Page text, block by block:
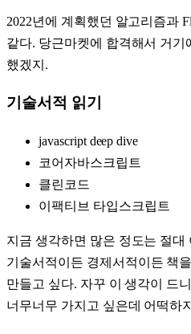
2022년에 계획했던 알고리즘과
같다. 당근마켓에 합격해서 거
했겠지.
기술서적 읽기
javascript deep dive
코어자바스크립트
클린코드
이팩티브 타입스크립트
지금 생각하면 많은 정도는 절대
기술서적이든 경제서적이든 책
만들고 싶다. 자꾸 이 생각이 드
너무너무 가지고 싶은데 어떡하